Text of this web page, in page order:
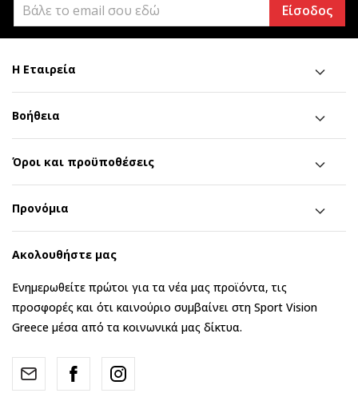
Είσοδος
Η Εταιρεία
Βοήθεια
Όροι και προϋποθέσεις
Προνόμια
Ακολουθήστε μας
Ενημερωθείτε πρώτοι για τα νέα μας προϊόντα, τις
προσφορές και ότι καινούριο συμβαίνει στη Sport Vision
Greece μέσα από τα κοινωνικά μας δίκτυα.